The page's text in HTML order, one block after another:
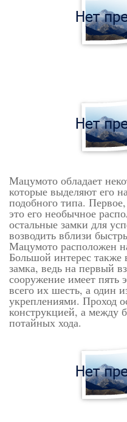
Мацумото обладает
которые выделяют его
подобного типа.
это его необычное
остальные замки для
возводить вблизи
Мацумото расположен
Большой интерес
замка, ведь на первый
сооружение имеет пять
всего их шесть, а один
укреплениями. Проход
конструкцией, а между
потайных хода.